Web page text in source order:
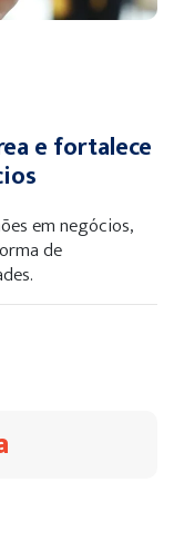
e fortalece
em negócios,
de